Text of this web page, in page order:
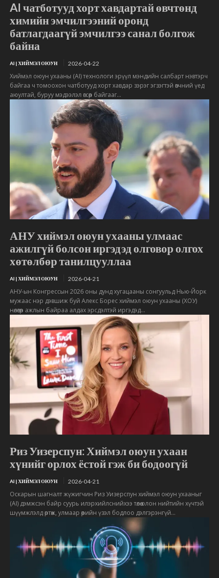
AI чатботууд хорт хавдартай өвчтөнд
химийн эмчилгээний оронд
батлагдаагүй эмчилгээ санал болгож
байна
AI | ХИЙМЭЛ ОЮУН 2026-04-22
Хиймэл оюун ухааны (AI) технологи эрүүл мэндийн салбарт нэвтэрч
байгаа ч томоохон чатботууд хорт хавдар зэрэг эгзэгтэй өвчний үед
аюултай, буруу мэдээлэл өгсөөр байгааг...
АНУ хиймэл оюун ухааны улмаас
ажилгүй болсон иргэдэд олговор олгох
хөтөлбөр танилцууллаа
AI | ХИЙМЭЛ ОЮУН 2026-04-21
АНУ-ын Конгрессын 2026 оны дунд хугацааны сонгуульд Нью-Йорк
мужаас нэр дэвшиж буй Алекс Борес хиймэл оюун ухааны (ХОУ)
нөлөөгөөр ажлын байраа алдах эрсдэлтэй иргэдэд...
Риз Уизерспун: Хиймэл оюун ухаан
хүнийг орлох ёстой гэж би бодоогүй
AI | ХИЙМЭЛ ОЮУН 2026-04-21
Оскарын шагналт жүжигчин Риз Уизерспун хиймэл оюун ухааныг
(AI) дэмжсэн байр суурь илэрхийлснийхээ төлөө олон нийтийн хүчтэй
шүүмжлэлд өртөж, улмаар өөрийн үзэл бодлоо дэлгэрэнгүй...